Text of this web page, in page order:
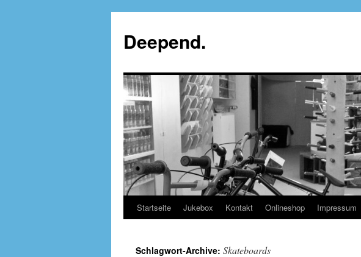
Deepend.
Startseite Jukebox Kontakt Onlineshop Impressum
Schlagwort-Archive: Skateboards